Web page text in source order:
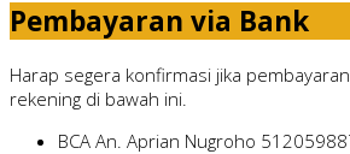
Pembayaran via Bank
Harap segera konfirmasi jika
rekening di bawah ini.
BCA An. Aprian Nugroho